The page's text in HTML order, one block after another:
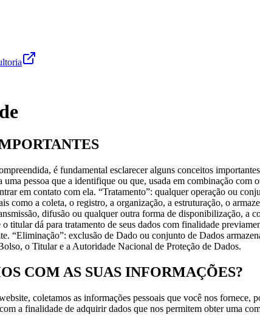
é fundamental esclarecer alguns conceitos
pessoa que a identifique ou que, usada em combinação
em contato com ela. “Tratamento”: qualquer operação ou
como a coleta, o registro, a organização, a estruturação, o
difusão ou qualquer outra forma de disponibilização, a
titular dá para tratamento de seus dados com finalidade
“Eliminação”: exclusão de Dado ou conjunto de Dados
o Titular e a Autoridade Nacional de Proteção de Dados.
COM AS SUAS INFORMAÇÕES?
coletamos as informações pessoais que você nos
a finalidade de adquirir dados que nos permitem obter uma